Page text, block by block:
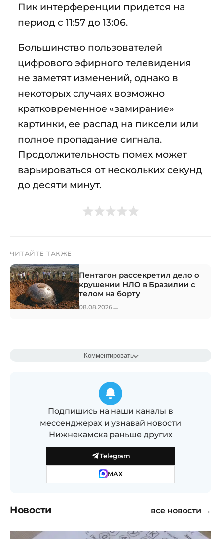
Пик интерференции придется на
период с 11:57 до 13:06.
Большинство пользователей
цифрового эфирного телевидения
не заметят изменений, однако в
некоторых случаях возможно
кратковременное «замирание»
картинки, ее распад на пиксели или
полное пропадание сигнала.
Продолжительность помех может
варьироваться от нескольких секунд
до десяти минут.
ЧИТАЙТЕ ТАКЖЕ
Пентагон рассекретил дело о
крушении НЛО в Бразилии с
телом на борту
08.08.2026 →
Комментировать
Подпишись на наши каналы в
мессенджерах и узнавай новости
Нижнекамска раньше других
Telegram
MAX
Новости все новости →